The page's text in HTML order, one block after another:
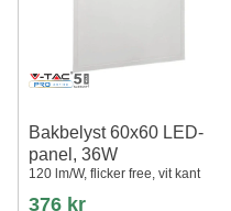
Bakbelyst 60x60 LED-
panel, 36W
120 lm/W, flicker free, vit kant
376 kr